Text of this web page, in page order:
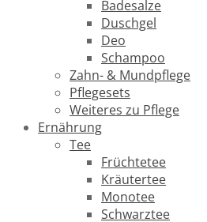
Badesalze
Duschgel
Deo
Schampoo
Zahn- & Mundpflege
Pflegesets
Weiteres zu Pflege
Ernährung
Tee
Früchtetee
Kräutertee
Monotee
Schwarztee